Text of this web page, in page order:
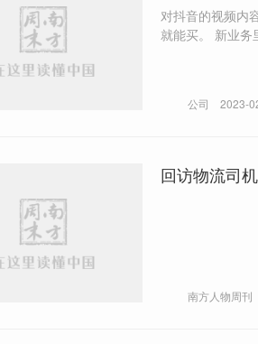
对抖音的视频内
就能买。 新业务里，能看到巨头平台“牵手”的痕迹。如抖音外卖与阿里巴巴旗下饿了么合作，且支持支付宝付费；抖音电商
公司 2023-
回访物流司
南方人物周刊